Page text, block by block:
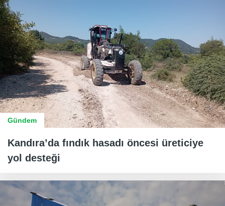
Gündem
Kandıra’da fındık hasadı öncesi üreticiye
yol desteği